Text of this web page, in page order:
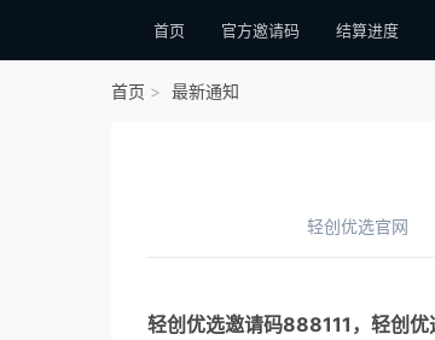
首页 官方邀请码 结算进度
首页 最新通知
轻创优选官网
轻创优选邀请码888111， 轻创优